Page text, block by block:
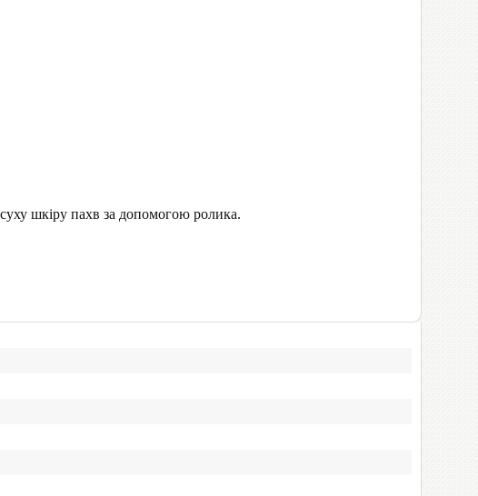
шкіру пахв за допомогою ролика.